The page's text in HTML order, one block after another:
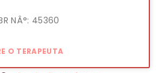
NÂ°: 45360
O TERAPEUTA